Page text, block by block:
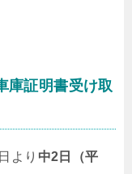
庫証明書受け取
より 中2日（平